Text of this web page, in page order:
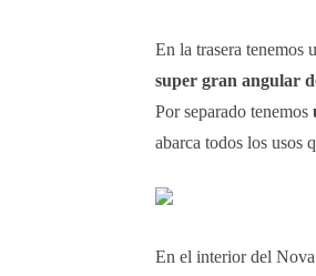
En la trasera tenemos
super gran angular
Por separado tenemos
abarca todos los usos
En el interior del